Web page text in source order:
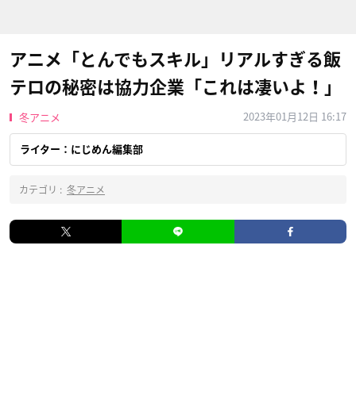
アニメ「とんでもスキル」リアルすぎる飯
テロの秘密は協力企業「これは凄いよ！」
冬アニメ 2023年01月12日 16:17
ライター：にじめん編集部
カテゴリ : 冬アニメ